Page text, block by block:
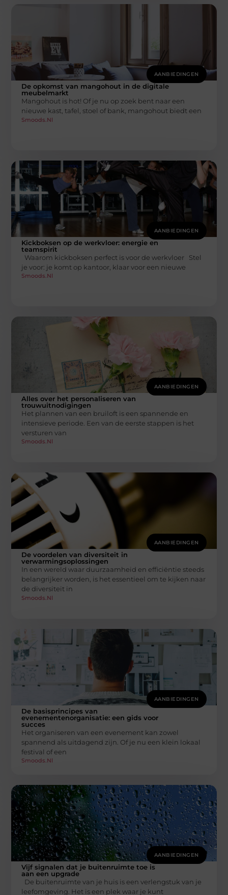
AANBIEDINGEN
De opkomst van mangohout in de digitale
meubelmarkt
Mangohout is hot! Of je nu op zoek bent naar een
nieuwe kast, tafel, stoel of bank, mangohout biedt een
Smoods.nl
AANBIEDINGEN
Kickboksen op de werkvloer: energie en
teamspirit
Waarom kickboksen perfect is voor de werkvloer Stel
je voor: je komt op kantoor, klaar voor een nieuwe
Smoods.nl
AANBIEDINGEN
Alles over het personaliseren van
trouwuitnodigingen
Het plannen van een bruiloft is een spannende en
intensieve periode. Een van de eerste stappen is het
versturen van
Smoods.nl
AANBIEDINGEN
De voordelen van diversiteit in
verwarmingsoplossingen
In een wereld waar duurzaamheid en efficiëntie steeds
belangrijker worden, is het essentieel om te kijken naar
de diversiteit in
Smoods.nl
AANBIEDINGEN
De basisprincipes van
evenementenorganisatie: een gids voor
succes
Het organiseren van een evenement kan zowel
spannend als uitdagend zijn. Of je nu een klein lokaal
festival of een
Smoods.nl
AANBIEDINGEN
Vijf signalen dat je buitenruimte toe is
aan een upgrade
De buitenruimte van je huis is een verlengstuk van je
leefomgeving. Het is een plek waar je kunt